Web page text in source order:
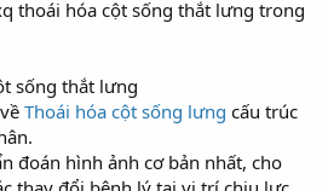
thoái hóa cột sống thắt lưng trong
sống thắt lưng
Thoái hóa cột sống lưng cấu trúc
đoán hình ảnh cơ bản nhất, cho